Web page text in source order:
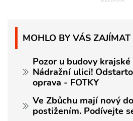
MOHLO BY VÁS ZAJÍMAT
Pozor u budovy
Nádražní ulici!
oprava - FOTKY
Ve Zbůchu mají nový
postižením. Podívejte